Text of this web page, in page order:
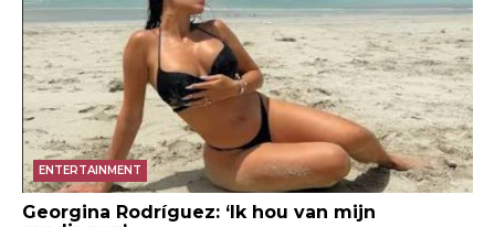
ENTERTAINMENT
Georgina Rodríguez: ‘Ik hou van mijn